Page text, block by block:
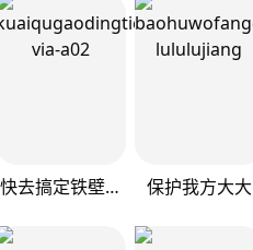
快去搞定铁壁皇帝！ 保护我方大大